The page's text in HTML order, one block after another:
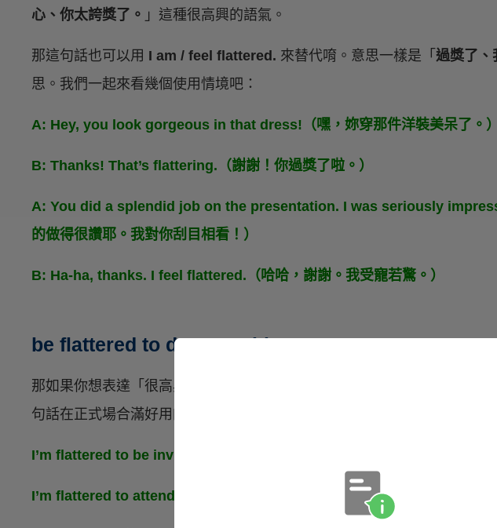
心、你太誇獎了。 」這種很高興的語氣。
那這句話也可以用 I am / feel flattered. 來替代唷。意思一樣是「 過獎了、
思。我們一起來看幾個使用情境吧：
A: Hey, you look gorgeous in that dress!（嘿，妳穿那件洋裝美呆了。）
B: Thanks! That’s flattering.（謝謝！你過獎了啦。）
A: You did a splendid job on the presentation. I was seriously
的做得很讚耶。我對你刮目相看！）
B: Ha-ha, thanks. I feel flattered.（哈哈，謝謝。我受寵若驚。）
be flattered to do something
那如果你想表達「很高興、很榮幸做某事」時，則可以說
句話在正式場合滿好用的唷，比方說你受邀某個場合，就可以這樣開場：
I’m flattered to be invited to this event.（我很榮幸受邀此盛事。）
I’m flattered to attend this seminar.（我很高興參與這場研討會。）